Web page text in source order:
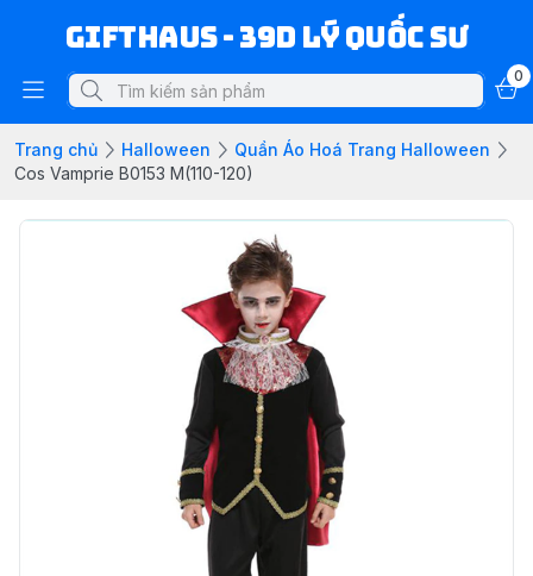
Gifthaus - 39D Lý Quốc Sư
0
Trang chủ Halloween
Quần Áo Hoá Trang Halloween
Cos Vamprie B0153 M(110-120)